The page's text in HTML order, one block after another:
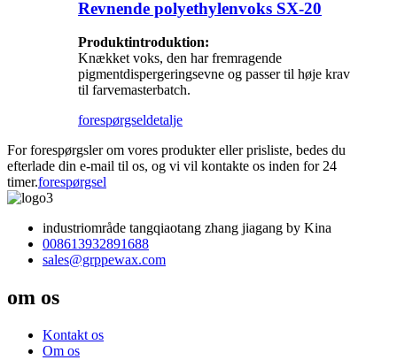
Revnende polyethylenvoks SX-20
Produktintroduktion:
Knækket voks, den har fremragende
pigmentdispergeringsevne og passer til høje krav
til farvemasterbatch.
forespørgseldetalje
For forespørgsler om vores produkter eller prisliste, bedes du
efterlade din e-mail til os, og vi vil kontakte os inden for 24
timer.forespørgsel
industriområde tangqiaotang zhang jiagang by Kina
008613932891688
sales@grppewax.com
om os
Kontakt os
Om os